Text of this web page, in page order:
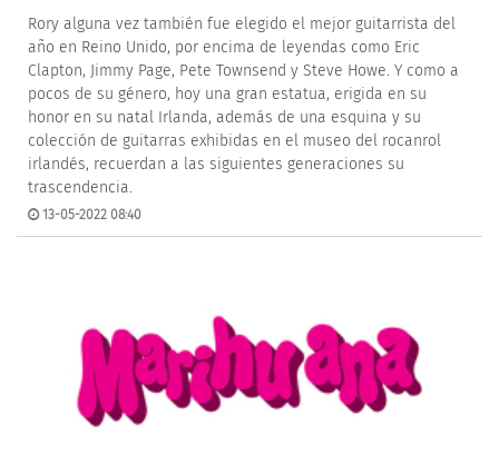
Rory alguna vez también fue elegido el mejor guitarrista del
año en Reino Unido, por encima de leyendas como Eric
Clapton, Jimmy Page, Pete Townsend y Steve Howe. Y como a
pocos de su género, hoy una gran estatua, erigida en su
honor en su natal Irlanda, además de una esquina y su
colección de guitarras exhibidas en el museo del rocanrol
irlandés, recuerdan a las siguientes generaciones su
trascendencia.
13-05-2022 08:40